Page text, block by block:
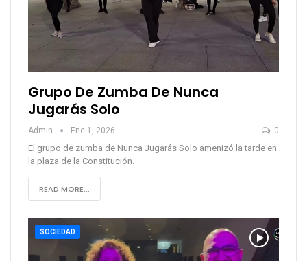
Grupo De Zumba De Nunca
Jugarás Solo
Admin Ene 1, 2026 0
El grupo de zumba de Nunca Jugarás Solo amenizó la tarde en
la plaza de la Constitución.
READ MORE...
SOCIEDAD